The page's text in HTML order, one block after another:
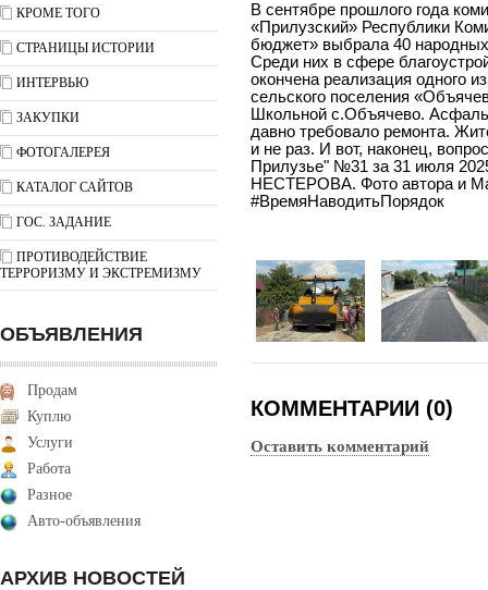
КРОМЕ ТОГО
СТРАНИЦЫ ИСТОРИИ
ИНТЕРВЬЮ
ЗАКУПКИ
ФОТОГАЛЕРЕЯ
КАТАЛОГ САЙТОВ
ГОС. ЗАДАНИЕ
ПРОТИВОДЕЙСТВИЕ
ТЕРРОРИЗМУ И ЭКСТРЕМИЗМУ
ОБЪЯВЛЕНИЯ
Продам
Куплю
Услуги
Работа
Разное
Авто-объявления
АРХИВ НОВОСТЕЙ
В сентябре прошлого года
«Прилузский» Республики
бюджет» выбрала 40 народных
Среди них в сфере
окончена реализация одного
сельского поселения
Школьной с.Объячево.
давно требовало ремонта.
и не раз. И вот, наконец,
Прилузье" №31 за 31 июля
НЕСТЕРОВА. Фото автора и
#ВремяНаводитьПорядок
КОММЕНТАРИИ (0)
Оставить комментарий